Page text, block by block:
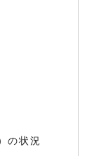
状況